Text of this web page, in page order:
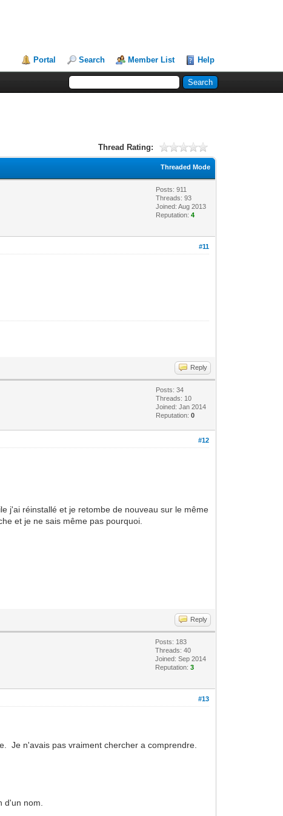
Portal Search Member List Help
Thread Rating:
Threaded Mode
Posts: 911
Threads: 93
Joined: Aug 2013
Reputation:4
#11
Reply
Posts: 34
Threads: 10
Joined: Jan 2014
Reputation:0
#12
j'ai réinstallé et je retombe de nouveau sur le même
et je ne sais même pas pourquoi.
Reply
Posts: 183
Threads: 40
Joined: Sep 2014
Reputation:3
#13
Je n'avais pas vraiment chercher a comprendre.
d'un nom.